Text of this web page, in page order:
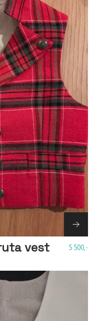
vest 5 500,-